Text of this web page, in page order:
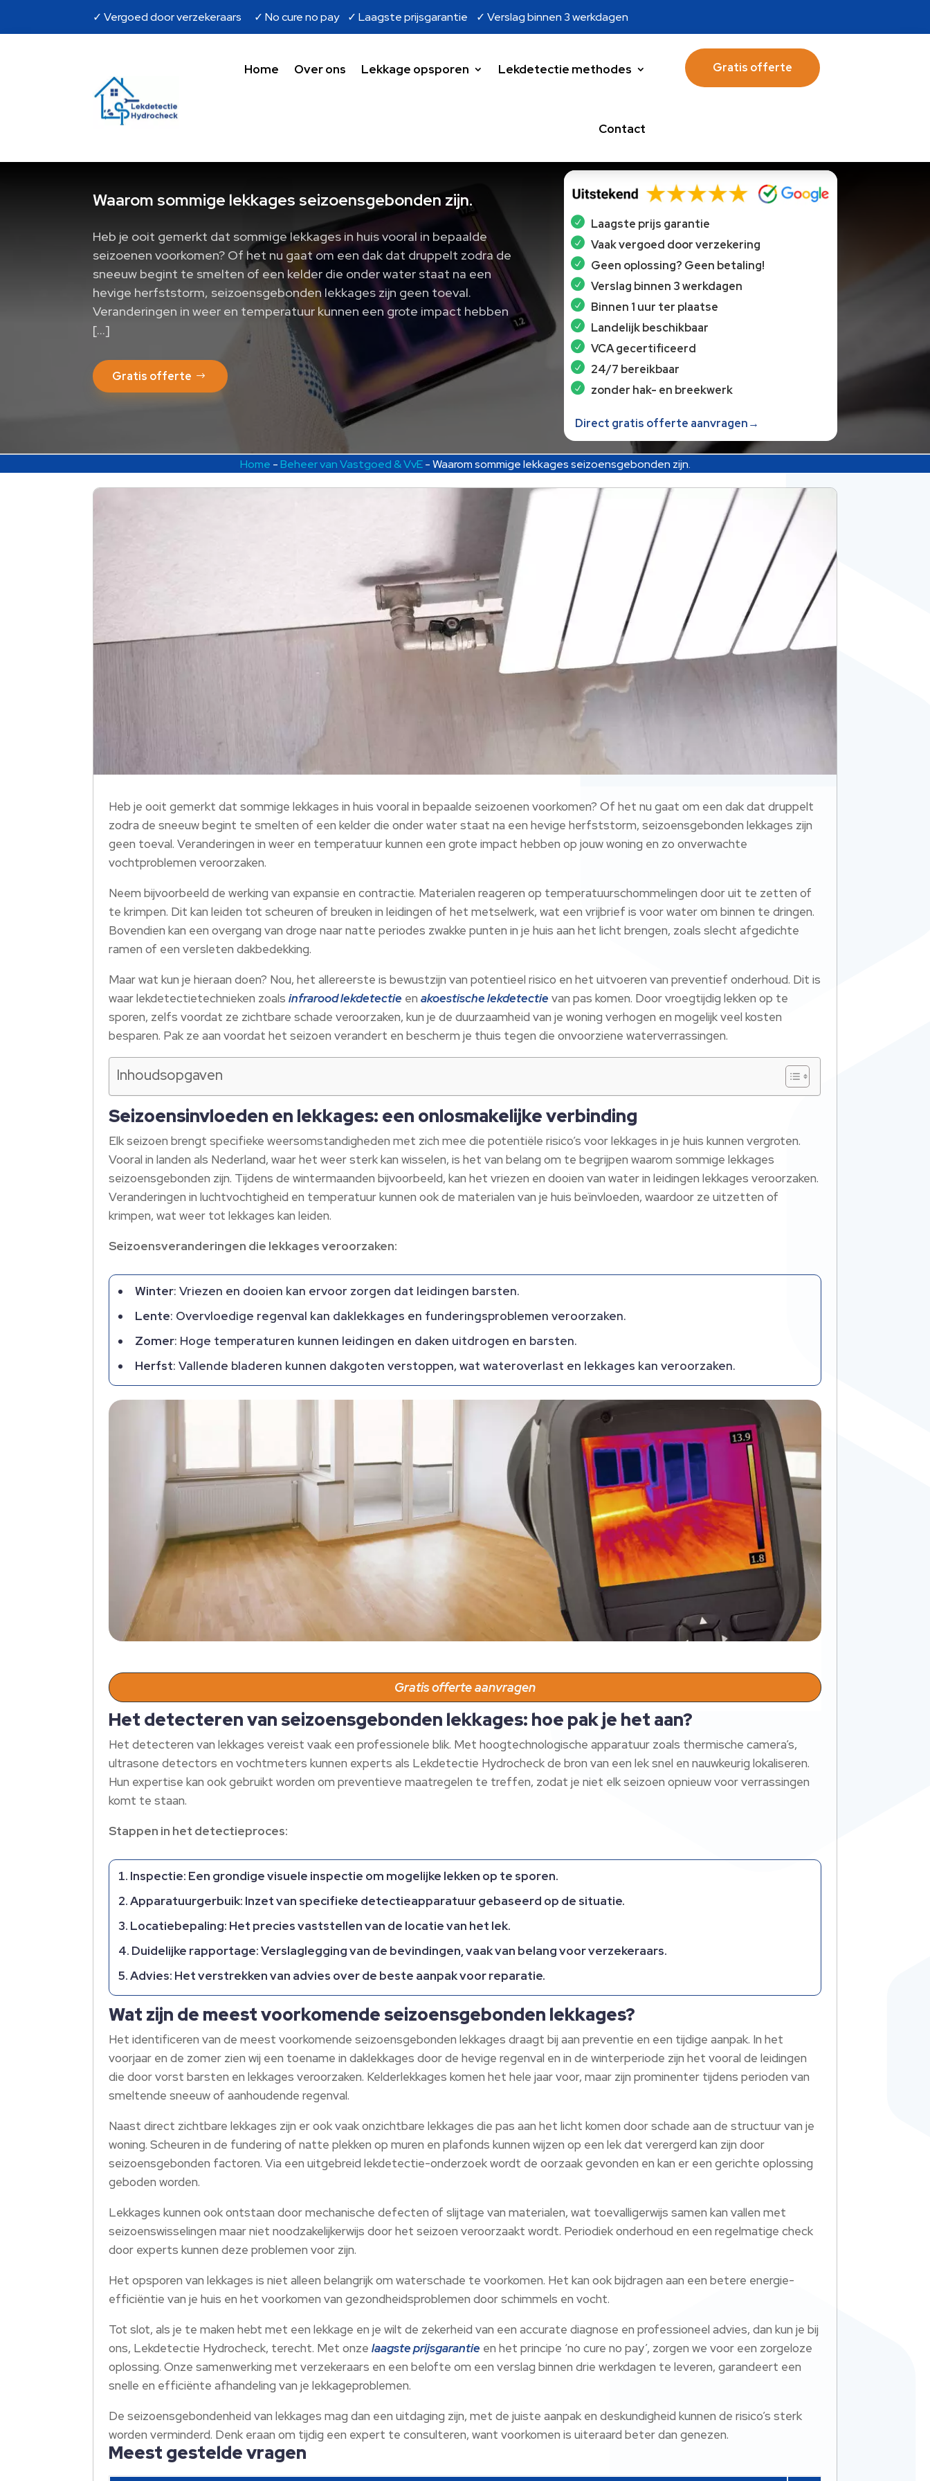
✓ Vergoed door verzekeraars ✓ No cure no pay ✓ Laagste prijsgarantie ✓ Verslag binnen 3 werkdagen
Home Over ons Lekkage opsporen Lekdetectie methodes
Contact
Gratis offerte
Waarom sommige lekkages seizoensgebonden zijn.​
Heb je ooit gemerkt dat sommige lekkages in huis vooral in bepaalde
seizoenen voorkomen? Of het nu gaat om een dak dat druppelt zodra de
sneeuw begint te smelten of een kelder die onder water staat na een
hevige herfststorm, seizoensgebonden lekkages zijn geen toeval.
Veranderingen in weer en temperatuur kunnen een grote impact hebben
[…]
Gratis offerte
Laagste prijs garantie
Vaak vergoed door verzekering
Geen oplossing? Geen betaling!
Verslag binnen 3 werkdagen
Binnen 1 uur ter plaatse
Landelijk beschikbaar
VCA gecertificeerd
24/7 bereikbaar
zonder hak- en breekwerk
Direct gratis offerte aanvragen→
Home -Beheer van Vastgoed & VvE-Waarom sommige lekkages seizoensgebonden zijn.​
Heb je ooit gemerkt dat sommige lekkages in huis vooral in bepaalde seizoenen voorkomen? Of het nu gaat om een dak dat druppelt
zodra de sneeuw begint te smelten of een kelder die onder water staat na een hevige herfststorm, seizoensgebonden lekkages zijn
geen toeval. Veranderingen in weer en temperatuur kunnen een grote impact hebben op jouw woning en zo onverwachte
vochtproblemen veroorzaken.
Neem bijvoorbeeld de werking van expansie en contractie. Materialen reageren op temperatuurschommelingen door uit te zetten of
te krimpen. Dit kan leiden tot scheuren of breuken in leidingen of het metselwerk, wat een vrijbrief is voor water om binnen te dringen.
Bovendien kan een overgang van droge naar natte periodes zwakke punten in je huis aan het licht brengen, zoals slecht afgedichte
ramen of een versleten dakbedekking.
Maar wat kun je hieraan doen? Nou, het allereerste is bewustzijn van potentieel risico en het uitvoeren van preventief onderhoud. Dit is
waar lekdetectietechnieken zoalsinfrarood lekdetectie enakoestische lekdetectie van pas komen. Door vroegtijdig lekken op te
sporen, zelfs voordat ze zichtbare schade veroorzaken, kun je de duurzaamheid van je woning verhogen en mogelijk veel kosten
besparen. Pak ze aan voordat het seizoen verandert en bescherm je thuis tegen die onvoorziene waterverrassingen.
Inhoudsopgaven
Seizoensinvloeden en lekkages: een onlosmakelijke verbinding
Elk seizoen brengt specifieke weersomstandigheden met zich mee die potentiële risico’s voor lekkages in je huis kunnen vergroten.
Vooral in landen als Nederland, waar het weer sterk kan wisselen, is het van belang om te begrijpen waarom sommige lekkages
seizoensgebonden zijn. Tijdens de wintermaanden bijvoorbeeld, kan het vriezen en dooien van water in leidingen lekkages veroorzaken.
Veranderingen in luchtvochtigheid en temperatuur kunnen ook de materialen van je huis beïnvloeden, waardoor ze uitzetten of
krimpen, wat weer tot lekkages kan leiden.
Seizoensveranderingen die lekkages veroorzaken:
Winter: Vriezen en dooien kan ervoor zorgen dat leidingen barsten.
Lente: Overvloedige regenval kan daklekkages en funderingsproblemen veroorzaken.
Zomer: Hoge temperaturen kunnen leidingen en daken uitdrogen en barsten.
Herfst: Vallende bladeren kunnen dakgoten verstoppen, wat wateroverlast en lekkages kan veroorzaken.
Gratis offerte aanvragen
Het detecteren van seizoensgebonden lekkages: hoe pak je het aan?
Het detecteren van lekkages vereist vaak een professionele blik. Met hoogtechnologische apparatuur zoals thermische camera’s,
ultrasone detectors en vochtmeters kunnen experts als Lekdetectie Hydrocheck de bron van een lek snel en nauwkeurig lokaliseren.
Hun expertise kan ook gebruikt worden om preventieve maatregelen te treffen, zodat je niet elk seizoen opnieuw voor verrassingen
komt te staan.
Stappen in het detectieproces:
Inspectie: Een grondige visuele inspectie om mogelijke lekken op te sporen.
Apparatuurgerbuik: Inzet van specifieke detectieapparatuur gebaseerd op de situatie.
Locatiebepaling: Het precies vaststellen van de locatie van het lek.
Duidelijke rapportage: Verslaglegging van de bevindingen, vaak van belang voor verzekeraars.
Advies: Het verstrekken van advies over de beste aanpak voor reparatie.
Wat zijn de meest voorkomende seizoensgebonden lekkages?
Het identificeren van de meest voorkomende seizoensgebonden lekkages draagt bij aan preventie en een tijdige aanpak. In het
voorjaar en de zomer zien wij een toename in daklekkages door de hevige regenval en in de winterperiode zijn het vooral de leidingen
die door vorst barsten en lekkages veroorzaken. Kelderlekkages komen het hele jaar voor, maar zijn prominenter tijdens perioden van
smeltende sneeuw of aanhoudende regenval.
Naast direct zichtbare lekkages zijn er ook vaak onzichtbare lekkages die pas aan het licht komen door schade aan de structuur van je
woning. Scheuren in de fundering of natte plekken op muren en plafonds kunnen wijzen op een lek dat verergerd kan zijn door
seizoensgebonden factoren. Via een uitgebreid lekdetectie-onderzoek wordt de oorzaak gevonden en kan er een gerichte oplossing
geboden worden.
Lekkages kunnen ook ontstaan door mechanische defecten of slijtage van materialen, wat toevalligerwijs samen kan vallen met
seizoenswisselingen maar niet noodzakelijkerwijs door het seizoen veroorzaakt wordt. Periodiek onderhoud en een regelmatige check
door experts kunnen deze problemen voor zijn.
Het opsporen van lekkages is niet alleen belangrijk om waterschade te voorkomen. Het kan ook bijdragen aan een betere energie-
efficiëntie van je huis en het voorkomen van gezondheidsproblemen door schimmels en vocht.
Tot slot, als je te maken hebt met een lekkage en je wilt de zekerheid van een accurate diagnose en professioneel advies, dan kun je bij
ons, Lekdetectie Hydrocheck, terecht. Met onzelaagste prijsgarantie en het principe ‘no cure no pay’, zorgen we voor een zorgeloze
oplossing. Onze samenwerking met verzekeraars en een belofte om een verslag binnen drie werkdagen te leveren, garandeert een
snelle en efficiënte afhandeling van je lekkageproblemen.
De seizoensgebondenheid van lekkages mag dan een uitdaging zijn, met de juiste aanpak en deskundigheid kunnen de risico’s sterk
worden verminderd. Denk eraan om tijdig een expert te consulteren, want voorkomen is uiteraard beter dan genezen.
Meest gestelde vragen